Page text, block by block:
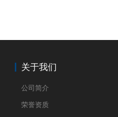
关于我们
公司简介
荣誉资质